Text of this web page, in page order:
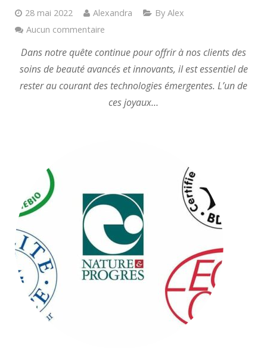
28 mai 2022 Alexandra
By Alex
Aucun commentaire
Dans notre quête continue pour offrir à nos clients des
soins de beauté avancés et innovants, il est essentiel de
rester au courant des technologies émergentes. L’un de
ces joyaux…